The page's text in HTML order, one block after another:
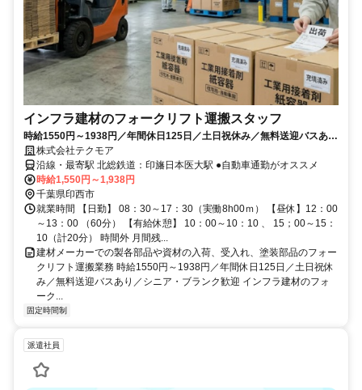
インフラ建材のフォークリフト運搬スタッフ
時給1550円～1938円／年間休日125日／土日祝休み／無料送迎バスあり
／50代～60代のシニア世代も歓迎します
株式会社テクモア
沿線・最寄駅 北総鉄道：印旛日本医大駅 ●自動車通勤がオススメ
時給1,550円～1,938円
千葉県印西市
就業時間 【日勤】 08：30～17：30（実働8h00ｍ） 【昼休】12：00
～13：00 （60分） 【有給休憩】 10：00～10：10 、 15；00～15：
10（計20分） 時間外 月間残...
建材メーカーでの製各部品や資材の入荷、受入れ、塗装部品のフォー
クリフト運搬業務 時給1550円～1938円／年間休日125日／土日祝休
み／無料送迎バスあり／シニア・ブランク歓迎 インフラ建材のフォ
ーク...
固定時間制
派遣社員